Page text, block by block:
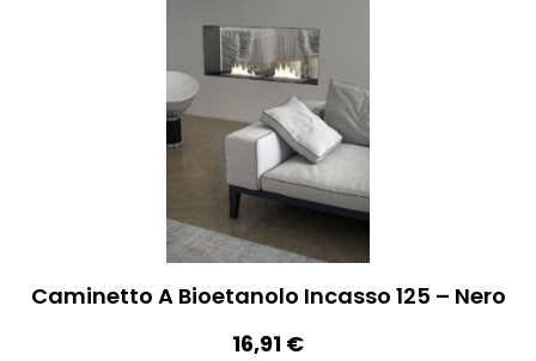
Caminetto A Bioetanolo Incasso 125 – Nero
16,91 €